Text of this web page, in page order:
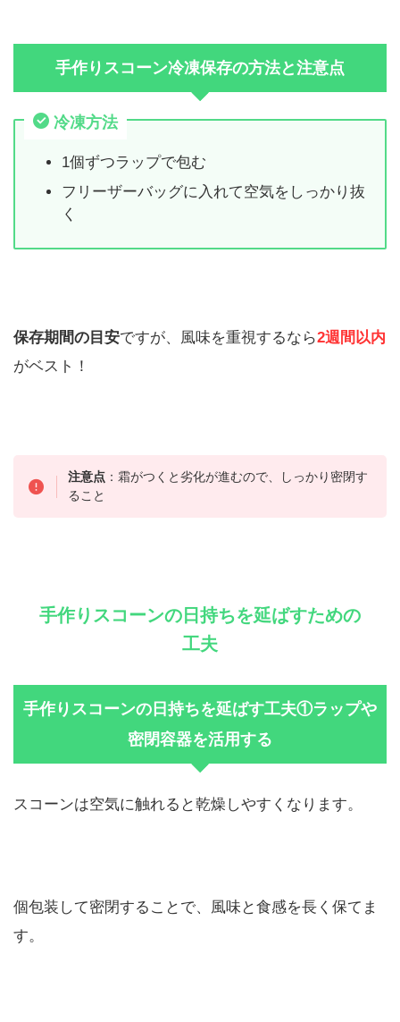
手作りスコーン冷凍保存の方法と注意点
冷凍方法
1個ずつラップで包む
フリーザーバッグに入れて空気をしっかり抜
く
保存期間の目安ですが、風味を重視するなら2週間以内
がベスト！
注意点 ：霜がつくと劣化が進むので、しっかり密閉す
ること
手作りスコーンの日持ちを延ばすための
工夫
手作りスコーンの日持ちを延ばす工夫①ラップや
密閉容器を活用する
スコーンは空気に触れると乾燥しやすくなります。
個包装して密閉することで、風味と食感を長く保てま
す。